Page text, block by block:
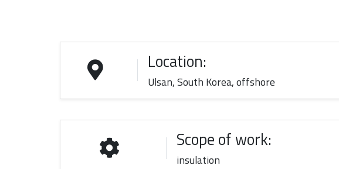
Location:
Ulsan, South Korea, offshore
Scope of work:
insulation